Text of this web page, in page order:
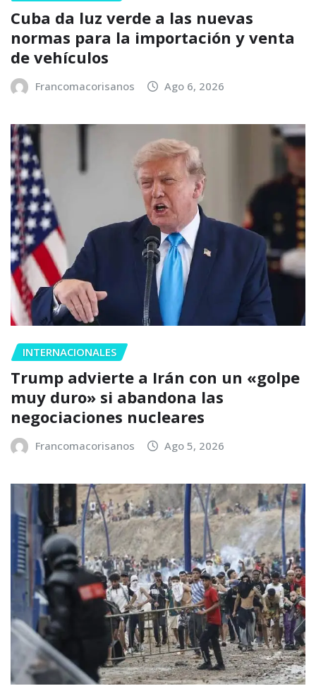
Cuba da luz verde a las nuevas
normas para la importación y venta
de vehículos
Francomacorisanos Ago 6, 2026
INTERNACIONALES
Trump advierte a Irán con un «golpe
muy duro» si abandona las
negociaciones nucleares
Francomacorisanos Ago 5, 2026